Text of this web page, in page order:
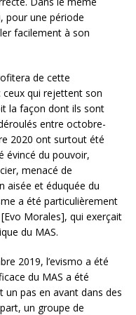
pour une période
facilement à son
de cette
qui rejettent son
la façon dont ils sont
entre octobre-
2020 ont surtout été
évincé du pouvoir,
menacé de
aisée et éduquée du
a été particulièrement
Morales], qui exerçait
du MAS.
2019, l’evismo a été
du MAS a été
pas en avant dans des
un groupe de